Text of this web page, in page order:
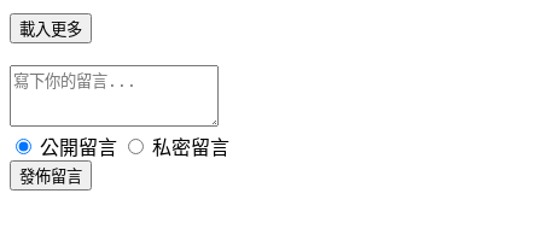
載入更多
公開留言 私密留言
發佈留言